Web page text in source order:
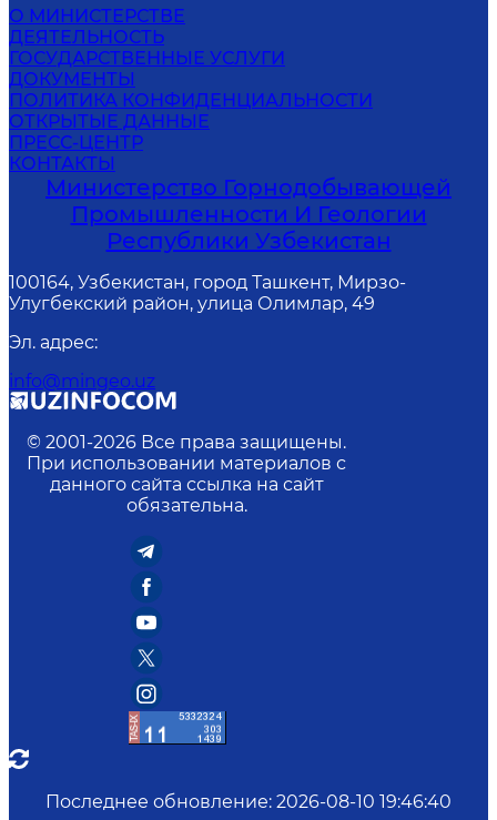
О МИНИСТЕРСТВЕ
ДЕЯТЕЛЬНОСТЬ
ГОСУДАРСТВЕННЫЕ УСЛУГИ
ДОКУМЕНТЫ
ПОЛИТИКА КОНФИДЕНЦИАЛЬНОСТИ
ОТКРЫТЫЕ ДАННЫЕ
ПРЕСС-ЦЕНТР
КОНТАКТЫ
Министерство Горнодобывающей
Промышленности И Геологии
Республики Узбекистан
100164, Узбекистан, город Ташкент, Мирзо-
Улугбекский район, улица Олимлар, 49
Эл. адрес:
info@mingeo.uz
© 2001-2026 Все права защищены.
При использовании материалов с
данного сайта ссылка на сайт
обязательна.
Последнее обновление: 2026-08-10 19:46:40